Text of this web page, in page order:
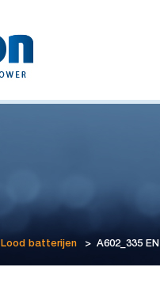
Lood batterijen > A602_335 EN